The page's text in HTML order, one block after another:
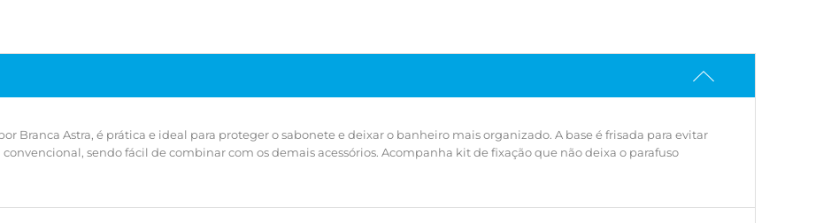
Branca Astra, é prática e ideal para proteger o sabonete e deixar o banheiro mais organizado. A base é frisada para evitar
sendo fácil de combinar com os demais acessórios. Acompanha kit de fixação que não deixa o parafuso